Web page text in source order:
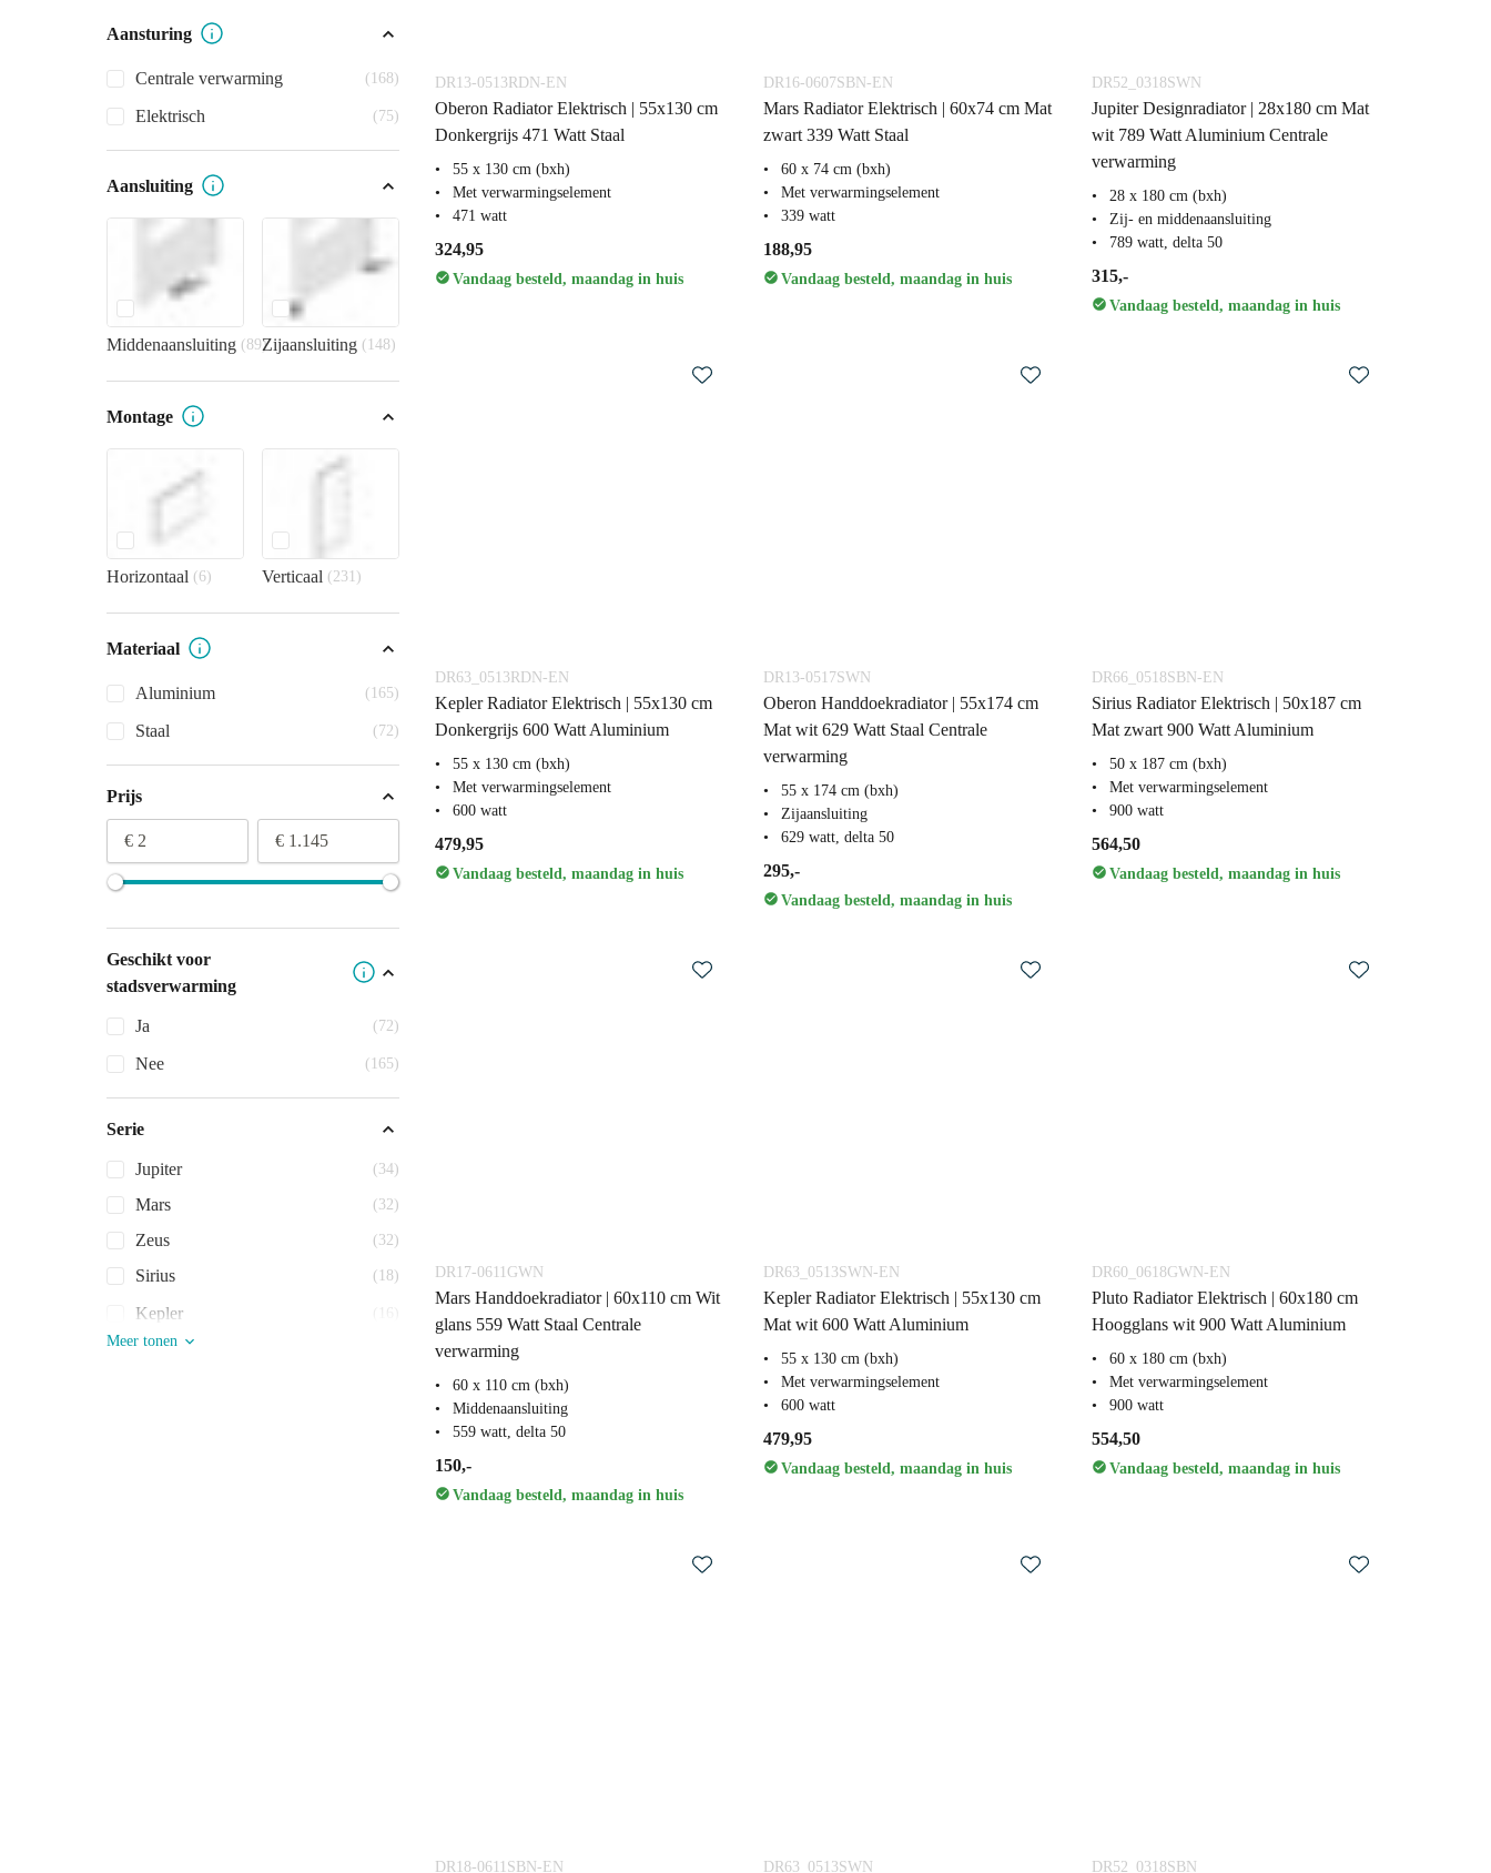
Aansturing
Centrale verwarming (168)
Elektrisch (75)
Aansluiting
Middenaansluiting (89)Zijaansluiting (148)
Montage
Horizontaal (6) Verticaal (231)
Materiaal
Aluminium (165)
Staal (72)
Prijs
€ 2 € 1.145
Geschikt voor
stadsverwarming
Ja (72)
Nee (165)
Serie
Jupiter (34)
Mars (32)
Zeus (32)
Sirius (18)
Kepler
Meer tonen
DR13-0513RDN-EN
Oberon Radiator Elektrisch | 55x130 cm
Donkergrijs 471 Watt Staal
55 x 130 cm (bxh)
Met verwarmingselement
471 watt
324,95
Vandaag besteld, maandag in huis
DR16-0607SBN-EN
Mars Radiator Elektrisch | 60x74 cm Mat
zwart 339 Watt Staal
60 x 74 cm (bxh)
Met verwarmingselement
339 watt
188,95
Vandaag besteld, maandag in huis
DR52_0318SWN
Jupiter Designradiator | 28x180 cm Mat
wit 789 Watt Aluminium Centrale
verwarming
28 x 180 cm (bxh)
Zij- en middenaansluiting
789 watt, delta 50
315,-
Vandaag besteld, maandag in huis
DR63_0513RDN-EN
Kepler Radiator Elektrisch | 55x130 cm
Donkergrijs 600 Watt Aluminium
55 x 130 cm (bxh)
Met verwarmingselement
600 watt
479,95
Vandaag besteld, maandag in huis
DR13-0517SWN
Oberon Handdoekradiator | 55x174 cm
Mat wit 629 Watt Staal Centrale
verwarming
55 x 174 cm (bxh)
Zijaansluiting
629 watt, delta 50
295,-
Vandaag besteld, maandag in huis
DR66_0518SBN-EN
Sirius Radiator Elektrisch | 50x187 cm
Mat zwart 900 Watt Aluminium
50 x 187 cm (bxh)
Met verwarmingselement
900 watt
564,50
Vandaag besteld, maandag in huis
DR17-0611GWN
Mars Handdoekradiator | 60x110 cm Wit
glans 559 Watt Staal Centrale
verwarming
60 x 110 cm (bxh)
Middenaansluiting
559 watt, delta 50
150,-
Vandaag besteld, maandag in huis
DR63_0513SWN-EN
Kepler Radiator Elektrisch | 55x130 cm
Mat wit 600 Watt Aluminium
55 x 130 cm (bxh)
Met verwarmingselement
600 watt
479,95
Vandaag besteld, maandag in huis
DR60_0618GWN-EN
Pluto Radiator Elektrisch | 60x180 cm
Hoogglans wit 900 Watt Aluminium
60 x 180 cm (bxh)
Met verwarmingselement
900 watt
554,50
Vandaag besteld, maandag in huis
DR18-0611SBN-EN DR63_0513SWN DR52_0318SBN